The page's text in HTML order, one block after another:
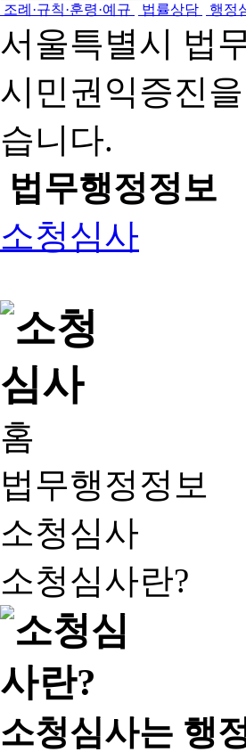
조례·규칙·훈령·예규 법률상담 행정
서울특별시 법
시민권익증진
습니다.
법무행정정보
소청심사
홈
법무행정정보
소청심사
소청심사란?
소청심사는 행